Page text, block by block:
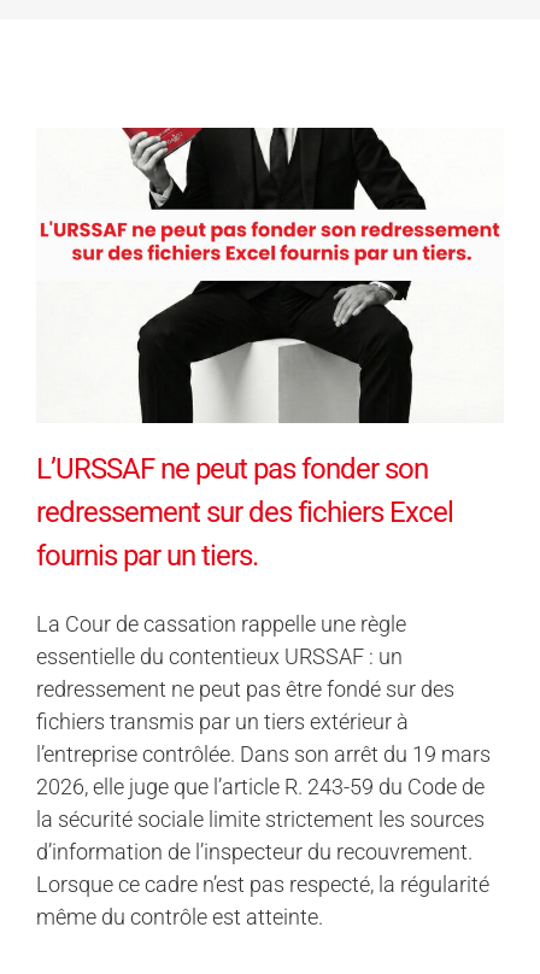
L’URSSAF ne peut pas fonder son
redressement sur des fichiers Excel
fournis par un tiers.
La Cour de cassation rappelle une règle
essentielle du contentieux URSSAF : un
redressement ne peut pas être fondé sur des
fichiers transmis par un tiers extérieur à
l’entreprise contrôlée. Dans son arrêt du 19 mars
2026, elle juge que l’article R. 243-59 du Code de
la sécurité sociale limite strictement les sources
d’information de l’inspecteur du recouvrement.
Lorsque ce cadre n’est pas respecté, la régularité
même du contrôle est atteinte.